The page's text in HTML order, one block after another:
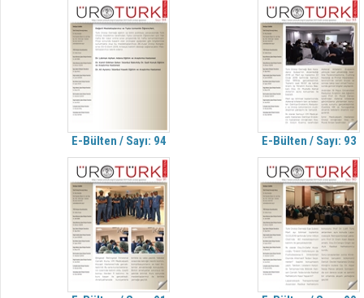
E-Bülten / Sayı: 94 E-Bülten / Sayı: 93